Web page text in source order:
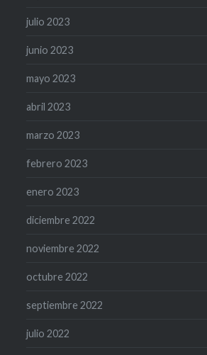
julio 2023
junio 2023
mayo 2023
abril 2023
marzo 2023
febrero 2023
enero 2023
diciembre 2022
noviembre 2022
octubre 2022
septiembre 2022
julio 2022